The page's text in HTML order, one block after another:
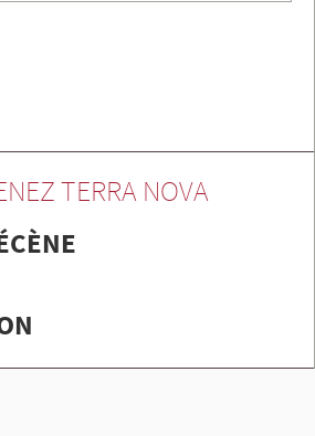
TERRA NOVA